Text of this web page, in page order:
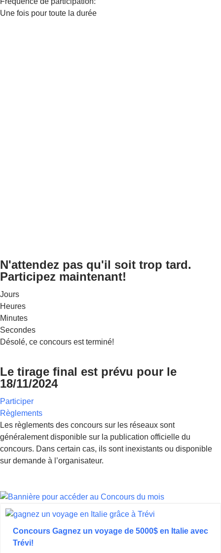
Une fois pour toute la durée
N'attendez pas qu'il soit trop tard.
Participez maintenant!
Jours
Heures
Minutes
Secondes
Désolé, ce concours est terminé!
Le tirage final est prévu pour le
18/11/2024
Participer
Règlements
Les règlements des concours sur les réseaux sont
généralement disponible sur la publication officielle du
concours. Dans certain cas, ils sont inexistants ou disponible
sur demande à l’organisateur.
Concours Gagnez un voyage de 5000$ en Italie avec
Trévi!